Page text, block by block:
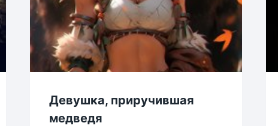
Девушка, приручившая
медведя